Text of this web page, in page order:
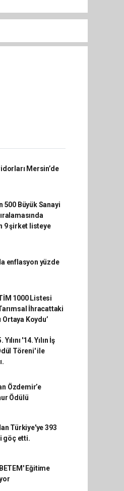
Mersin’de
500 Büyük Sanayi
9 şirket listeye
enflasyon yüzde
1000 Listesi
İhracattaki
Ortaya Koydu’
Yılını '14. Yılın İş
Töreni' ile
Özdemir’e
Ödülü
Türkiye'ye 393
göç etti.
Eğitime